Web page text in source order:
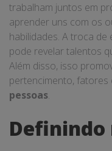
trabalham juntos em
aprender uns com os
habilidades. A troca
pode revelar talentos
Além disso, isso
pertencimento, fatores
pessoas.
Definindo